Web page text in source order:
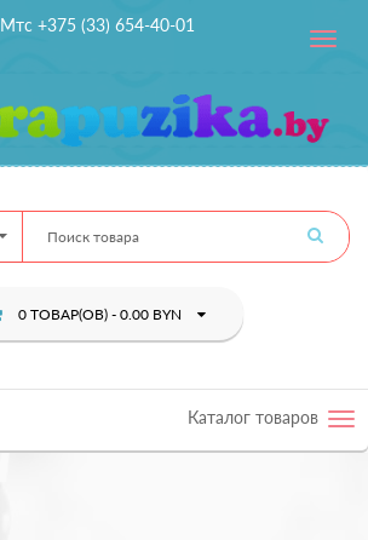
Мтс +375 (33) 654-40-01
Toggle
0 ТОВАР(ОВ) - 0.00 BYN
Каталог товаров